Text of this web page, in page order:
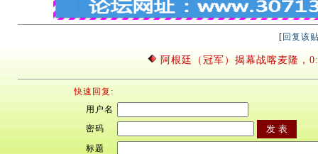
[ 回复该
阿根廷（冠军）揭幕战喀麦隆，
快速回复:
用户名
密码
标题